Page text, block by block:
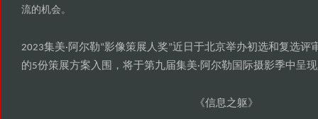
流的机会。
2023集美· 阿尔勒“影像策展人奖”近日于北京举办初选和复选评
的5份策展方案入围 ， 将于第九届集美· 阿尔勒国际摄影季中呈
《信息之躯》